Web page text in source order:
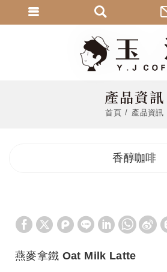
產品資訊
首頁 產品資訊
香醇咖啡
燕麥拿鐵 Oat Milk Latte